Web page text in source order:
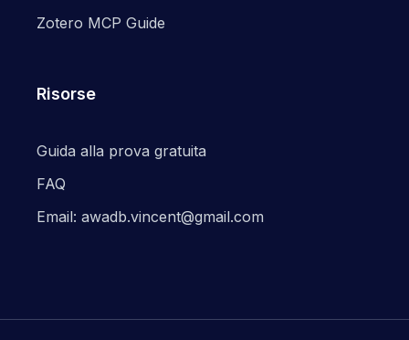
Zotero MCP Guide
Risorse
Guida alla prova gratuita
FAQ
Email: awadb.vincent@gmail.com